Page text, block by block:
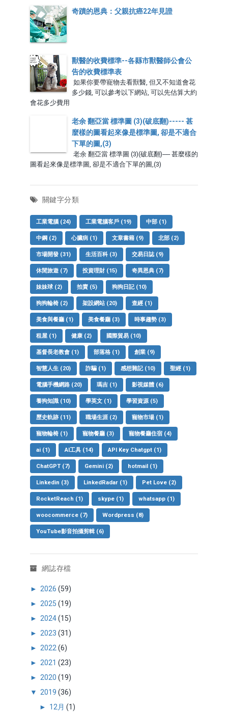
奇蹟的恩典：父親抗癌22年見證
獸醫的收費標準--各縣市獸醫師公會公
告的收費標準表
如果你要帶寵物去看獸醫, 但又不知道會花
多少錢, 可以參考以下網站, 可以先估算大約
會花多少費用
老余 翻亞當 標準圖 (3)(破底翻)----- 甚
麼樣的圖看起來像是標準圖, 卻是不適合
下單的圖,(3)
老余 翻亞當 標準圖 (3)(破底翻)----- 甚麼樣的
圖看起來像是標準圖, 卻是不適合下單的圖,(3)
關鍵字分類
工業電腦 (24) 工業電腦客戶 (19) 中部 (1)
中鋼 (2) 心臟病 (1) 文章書籍 (9) 北部 (2)
市場開發 (31) 生活百科 (3) 交易日誌 (9)
休閒旅遊 (7) 投資理財 (15) 奇異恩典 (7)
妹妹球 (2) 拍賣 (5) 狗狗日記 (10)
狗狗輪椅 (2) 架設網站 (20) 查經 (1)
美食與餐廳 (1) 美食餐廳 (3) 時事趨勢 (3)
租屋 (1) 健康 (2) 國際貿易 (10)
基督長老教會 (1) 部落格 (1) 創業 (9)
智慧人生 (20) 詐騙 (1) 感想雜記 (10) 聖經 (1)
電腦手機網路 (20) 瑪吉 (1) 影視媒體 (6)
養狗知識 (10) 學英文 (1) 學習資源 (5)
歷史軌跡 (11) 職場生涯 (2) 寵物市場 (1)
寵物輪椅 (1) 寵物餐廳 (3) 寵物餐廳住宿 (4)
ai (1) AI工具 (14) API Key Chatgpt (1)
ChatGPT (7) Gemini (2) hotmail (1)
Linkedin (3) LinkedRadar (1) Pet Love (2)
RocketReach (1) skype (1) whatsapp (1)
woocommerce (7) Wordpress (8)
YouTube影音拍攝剪輯 (6)
網誌存檔
► 2026 (59)
► 2025 (19)
► 2024(15)
► 2023 (31)
► 2022(6)
► 2021 (23)
► 2020 (19)
▼ 2019 (36)
► 12月(1)